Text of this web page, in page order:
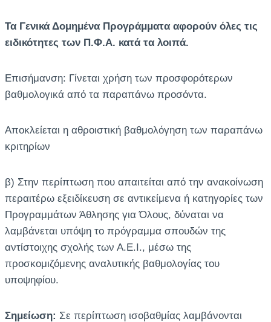
Τα Γενικά Δομημένα Προγράμματα αφορούν όλες τις
ειδικότητες των Π.Φ.Α. κατά τα λοιπά.
Επισήμανση: Γίνεται χρήση των προσφορότερων
βαθμολογικά από τα παραπάνω προσόντα.
Αποκλείεται η αθροιστική βαθμολόγηση των παραπάνω
κριτηρίων
β) Στην περίπτωση που απαιτείται από την ανακοίνωση
περαιτέρω εξειδίκευση σε αντικείμενα ή κατηγορίες των
Προγραμμάτων Άθλησης για Όλους, δύναται να
λαμβάνεται υπόψη το πρόγραμμα σπουδών της
αντίστοιχης σχολής των Α.Ε.Ι., μέσω της
προσκομιζόμενης αναλυτικής βαθμολογίας του
υποψηφίου.
Σημείωση: Σε περίπτωση ισοβαθμίας λαμβάνονται